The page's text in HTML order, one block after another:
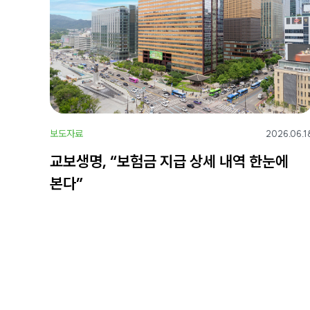
보도자료
교보생명, “보험금 지급 상세 내역 한눈에
본다”